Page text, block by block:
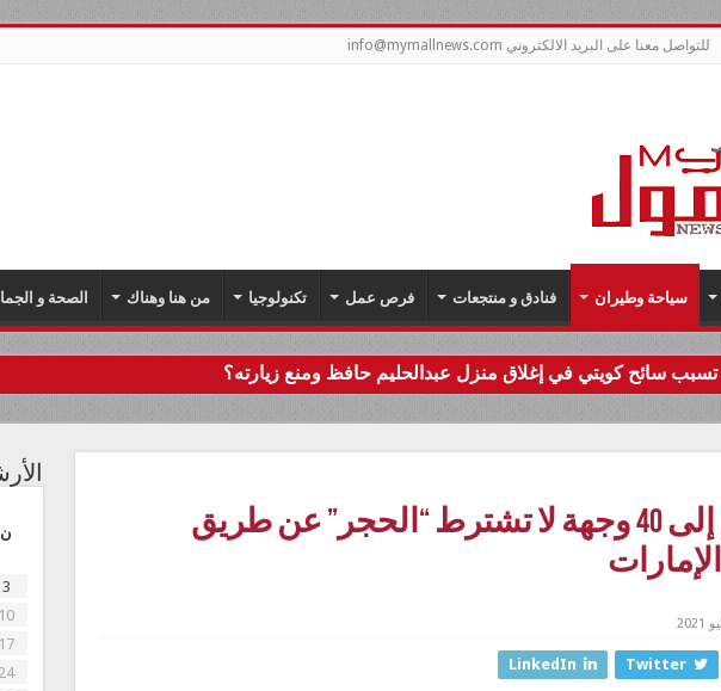
للتواصل معنا على البريد الالكتروني info@mymallnews.com
سياحة وطيران فنادق و منتجعات فرص عمل تكنولوجيا من هنا وهناك الصحة و
سائح كويتي في إغلاق منزل عبدالحليم حافظ ومنع زيارته؟
عروض إلى 40 وجهة لا تشترط “الحجر” عن طريق
Twitter
LinkedIn
ن
3
10
17
24